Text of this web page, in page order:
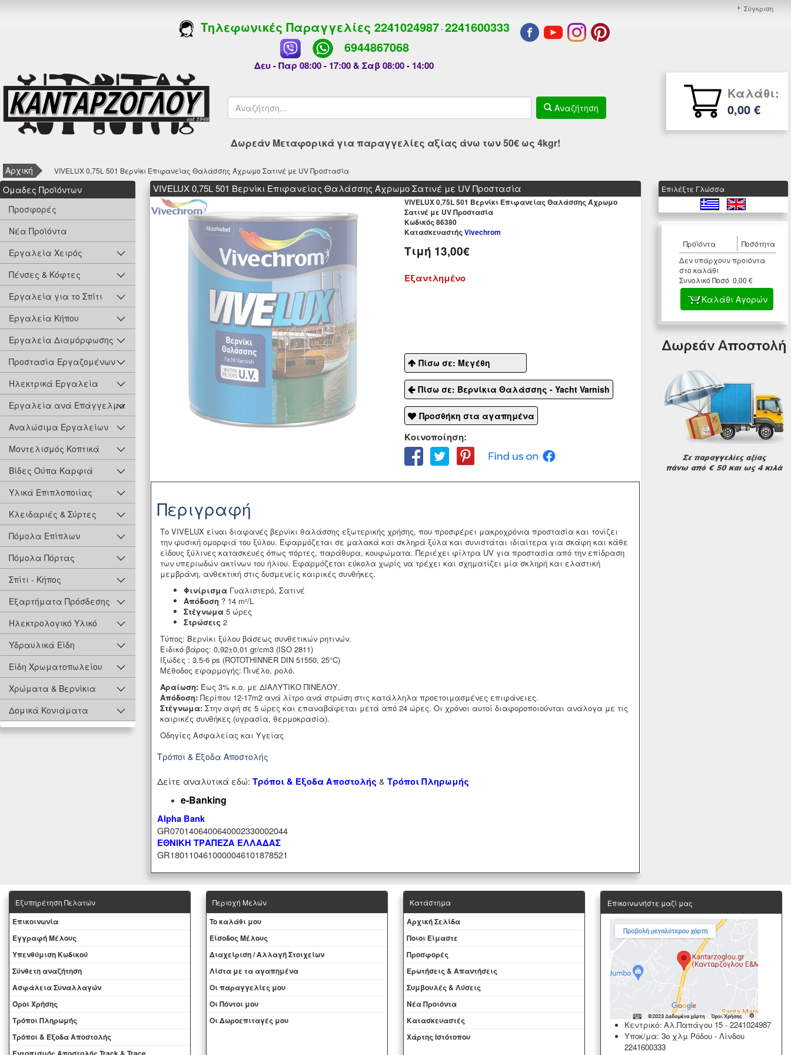
Σύγκριση
Τηλεφωνικές Παραγγελίες 2241024987-2241600333
6944867068
Δευ - Παρ 08:00 - 17:00 & Σαβ 08:00 - 14:00
Αναζήτηση
Καλάθι:
0,00 €
Δωρεάν Μεταφορικά για παραγγελίες αξίας άνω των 50€ ως 4kgr!
Αρχική VIVELUX 0,75L 501 Βερνίκι Επιφανείας Θαλάσσης Άχρωμο Σατινέ με UV Προστασία
Oμαδες Προϊόντων
Προσφορές
Νέα Προϊόντα
Εργαλεία Χειρός
Πένσες & Κόφτες
Εργαλεία για το Σπίτι
Εργαλεία Κήπου
Εργαλεία Διαμόρφωσης
Προστασία Εργαζομένων
Ηλεκτρικά Εργαλεία
Εργαλεία ανά Επάγγελμα
Αναλώσιμα Εργαλείων
Μοντελισμός Κοπτικά
Βίδες Ούπα Καρφιά
Υλικά Επιπλοποιίας
Κλειδαριές & Σύρτες
Πόμολα Επίπλων
Πόμολα Πόρτας
Σπίτι - Κήπος
Εξαρτήματα Πρόσδεσης
Ηλεκτρολογικό Υλικό
Υδραυλικά Είδη
Είδη Χρωματοπωλείου
Χρώματα & Βερνίκια
Δομικά Κονιάματα
VIVELUX 0,75L 501 Βερνίκι Επιφανείας Θαλάσσης Άχρωμο Σατινέ με UV Προστασία
VIVELUX 0,75L 501 Βερνίκι Επιφανείας Θαλάσσης Άχρωμο
Σατινέ με UV Προστασία
Kωδικός 86380
ΚατασκευαστήςVivechrom
Τιμή 13,00€
Εξαντλημένο
Πίσω σε: Μεγέθη
Πίσω σε: Βερνίκια Θαλάσσης - Yacht Varnish
Προσθήκη στα αγαπημένα
Κοινοποίηση:
Περιγραφή
Το VIVELUX είναι διαφανές βερνίκι θαλάσσης εξωτερικής χρήσης, που προσφέρει μακροχρόνια προστασία και τονίζει
την φυσική ομορφιά του ξύλου. Εφαρμόζεται σε μαλακά και σκληρά ξύλα και συνιστάται ιδιαίτερα για σκάφη και κάθε
είδους ξύλινες κατασκευές όπως πόρτες, παράθυρα, κουφώματα. Περιέχει φίλτρα UV για προστασία από την επίδραση
των υπεριωδών ακτίνων του ήλιου. Εφαρμόζεται εύκολα χωρίς να τρέχει και σχηματίζει μία σκληρή και ελαστική
μεμβράνη, ανθεκτική στις δυσμενείς καιρικές συνθήκες.
Φινίρισμα Γυαλιστερό, Σατινέ
Απόδοση ? 14 m²/L
Στέγνωμα 5 ώρες
Στρώσεις 2
Τύπος: Βερνίκι ξύλου βάσεως συνθετικών ρητινών.
Ειδικό βάρος: 0,92±0,01 gr/cm3 (ISO 2811)
Ιξώδες : 3.5-6 ps (ROTOTHINNER DIN 51550, 25°C)
Μέθοδος εφαρμογής: Πινέλο, ρολό.
Αραίωση: Έως 3% κ.ο. με ΔΙΑΛΥΤΙΚΟ ΠΙΝΕΛΟΥ.
Απόδοση: Περίπου 12-17m2 ανά λίτρο ανά στρώση στις κατάλληλα προετοιμασμένες επιφάνειες.
Στέγνωμα: Στην αφή σε 5 ώρες και επαναβάφεται μετά από 24 ώρες. Οι χρόνοι αυτοί διαφοροποιούνται ανάλογα με τις
καιρικές συνθήκες (υγρασία, θερμοκρασία).
Οδηγίες Ασφαλείας και Υγείας
Τρόποι & Έξοδα Αποστολής
Δείτε αναλυτικά εδώ:Τρόποι & Έξοδα Αποστολής &Τρόποι Πληρωμής
e-Banking
Alpha Bank
GR0701406400640002330002044
ΕΘΝΙΚΗ ΤΡΑΠΕΖΑ ΕΛΛΑΔΑΣ
GR1801104610000046101878521
Eπιλέξτε Γλώσσα
Προϊόντα
Ποσότητα
Δεν υπάρχουν προιόντα
στο καλάθι
Συνολικό Ποσό 0,00 €
Καλάθι Αγορών
Εξυπηρέτηση Πελατών
Eπικοινωνία
Εγγραφή Μέλους
Yπενθύμιση Κωδικού
Σύνθετη αναζήτηση
Ασφάλεια Συναλλαγών
Όροι Χρήσης
Τρόποι Πληρωμής
Τρόποι & Έξοδα Αποστολής
Περιοχή Mελών
To καλάθι μου
Eίσοδος Μέλους
Διαχείριση / Aλλαγή Στοιχείων
Λίστα με τα αγαπημένα
Oι παραγγελίες μου
Οι Πόντοι μου
Oι Δωροεπιταγές μου
Κατάστημα
Aρχική Σελίδα
Ποιοι Είμαστε
Προσφορές
Ερωτήσεις & Απαντήσεις
Συμβουλές & Λύσεις
Νέα Προιόντα
Kατασκευαστές
Χάρτης Ιστότοπου
Επικοινωνήστε μαζί μας
Κεντρικό: Αλ.Παπάγου 15 -2241024987
Υποκ/μα: 3ο χλμ Ρόδου - Λίνδου
2241600333